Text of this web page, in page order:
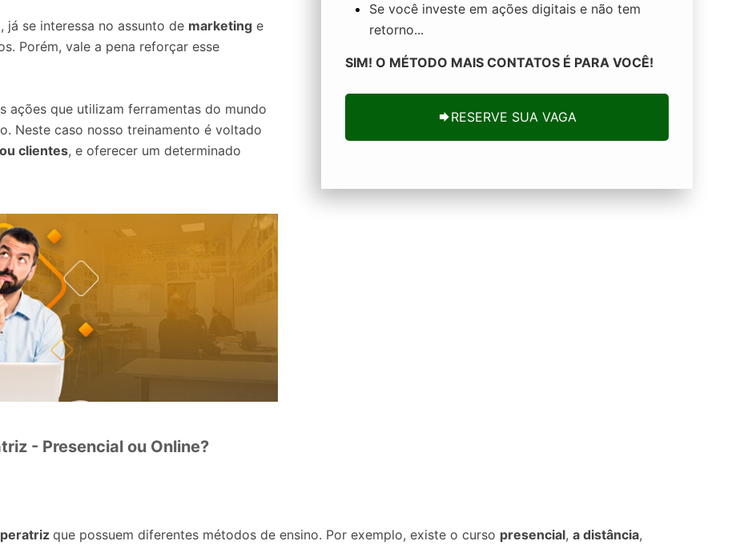
se interessa no assunto de marketing e
Porém, vale a pena reforçar esse
ações que utilizam ferramentas do mundo
Neste caso nosso treinamento é voltado
clientes, e oferecer um determinado
- Presencial ou Online?
Se você investe em ações digitais e não tem
retorno...
SIM! O MÉTODO MAIS CONTATOS É PARA VOCÊ!
RESERVE SUA VAGA
que possuem diferentes métodos de ensino. Por exemplo, existe o curso presencial, a distância,